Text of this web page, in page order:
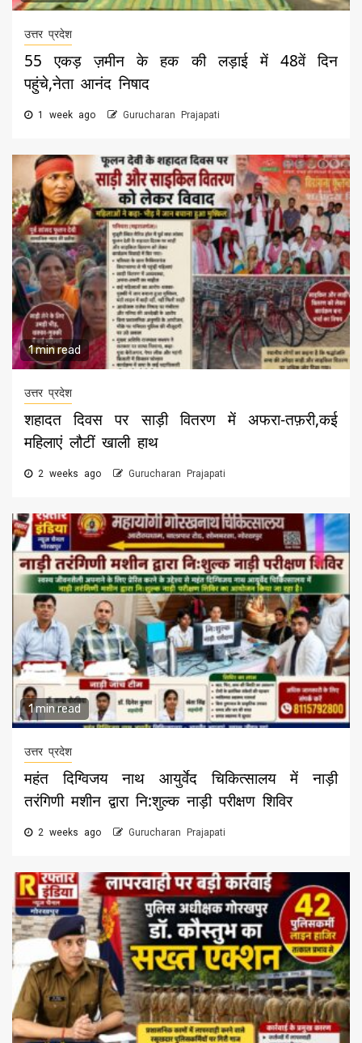
उत्तर प्रदेश
55 एकड़ ज़मीन के हक की लड़ाई में 48वें दिन
पहुंचे,नेता आनंद निषाद
1 week ago Gurucharan Prajapati
1 min read
उत्तर प्रदेश
शहादत दिवस पर साड़ी वितरण में अफरा-तफ़री,कई
महिलाएं लौटीं खाली हाथ
2 weeks ago Gurucharan Prajapati
1 min read
उत्तर प्रदेश
महंत दिग्विजय नाथ आयुर्वेद चिकित्सालय में नाड़ी
तरंगिणी मशीन द्वारा नि:शुल्क नाड़ी परीक्षण शिविर
2 weeks ago Gurucharan Prajapati